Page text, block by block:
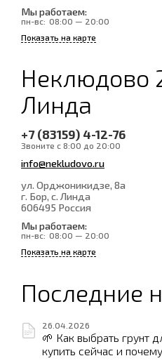
Мы работаем:
пн-вс: 08:00 — 20:00
Показать на карте
Неклюдово
Линда
+7 (83159) 4-12-76
Звоните с 8:00 до 20:00
info@nekludovo.ru
ул. Орджоникидзе, 8а
г. Бор, с. Линда
606495 Россия
Мы работаем:
пн-вс: 08:00 — 20:00
Показать на карте
Последние
26.04.2026
🌱 Как выбрать грунт
купить сейчас и